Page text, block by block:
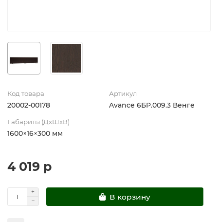
Код товара
20002-00178
Артикул
Avance 6БР.009.3 Венге
Габариты (ДхШхВ)
1600×16×300 мм
4 019 р
В корзину